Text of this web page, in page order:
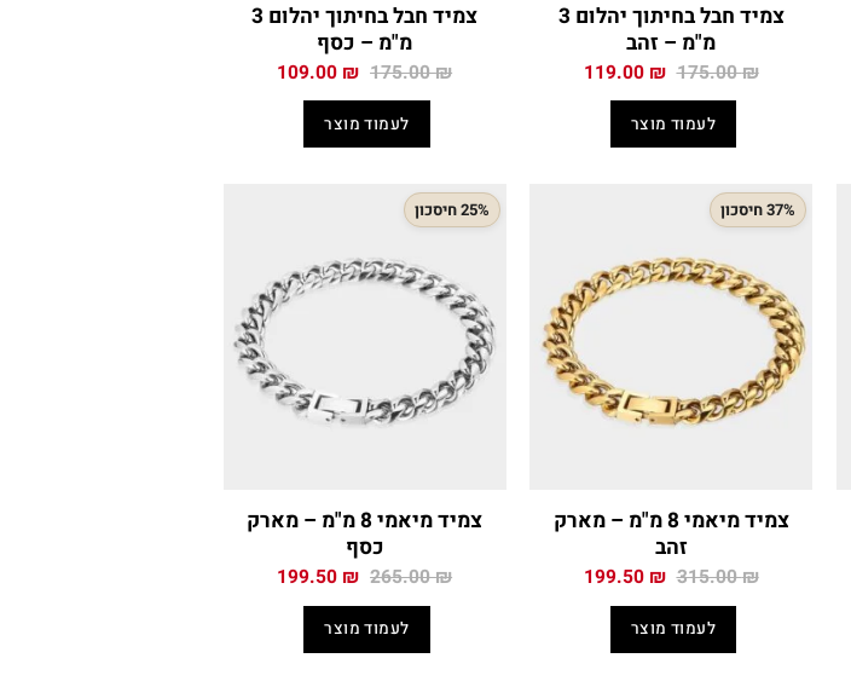
צמיד חבל בחיתוך יהלום 3
מ"מ – זהב
175.00₪ המחיר
175.00 ₪.
119.00 ₪
לעמוד מוצר
צמיד חבל בחיתוך יהלום 3
מ"מ – כסף
175.00₪ המחיר
175.00 ₪.
109.00 ₪ המחיר
לעמוד מוצר
37% חיסכון
צמיד מיאמי 8 מ"מ – מארק
זהב
315.00₪ המחיר
היה:
315.00 ₪.
199.50 ₪
לעמוד מוצר
25% חיסכון
צמיד מיאמי 8 מ"מ – מארק
כסף
265.00₪ המחיר
היה:
265.00 ₪.
199.50 ₪ המחיר
לעמוד מוצר